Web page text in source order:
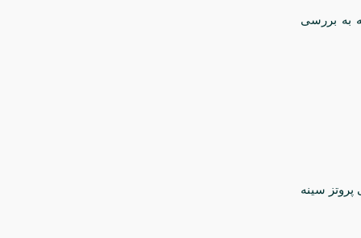
به بررسی
پروتز سینه